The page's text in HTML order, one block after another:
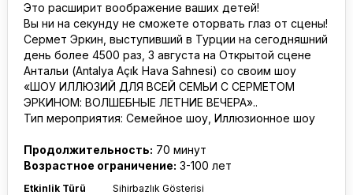
Это расширит воображение ваших детей!
Вы ни на секунду не сможете оторвать глаз от сцены!
Сермет Эркин, выступивший в Турции на сегодняшний
день более 4500 раз, 3 августа на Открытой сцене
Антальи (Antalya Açık Hava Sahnesi) со своим шоу
«ШОУ ИЛЛЮЗИЙ ДЛЯ ВСЕЙ СЕМЬИ С СЕРМЕТОМ
ЭРКИНОМ: ВОЛШЕБНЫЕ ЛЕТНИЕ ВЕЧЕРА»..
Тип мероприятия: Семейное шоу, Иллюзионное шоу
Продолжительность: 70 минут
Возрастное ограничение: 3-100 лет
Etkinlik Türü
Sihirbazlık Gösterisi